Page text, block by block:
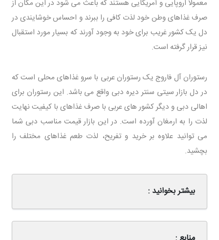
معمولا اروپایی و آمریکایی هستند که باعث می شود در این مکان از
صرف غذاهای وطن خود لذت کافی را ببرند و احساس خوشایندی در
دل یک کشور غریب برای خود به وجود آورند که بسیار مورد استقبال
نیز قرار گرفته است.
رستوران آل فاروج یک رستوران عربی با سرو غذاهای محلی است که
در دل بازار سیتی سنتر دیره دبی واقع می باشد. این رستوران برای
اهالی دبی و دیگر کشور های عربی با صرف غذاهای با کیفیت نهایت
لذت را به ارمغان آورده است. در این بازار قیمت مناسب دبی شما
می توانید علاوه بر خرید و تفریح، لذت طعم غذاهای مختلف را
بچشید.
بیشتر بخوانید :